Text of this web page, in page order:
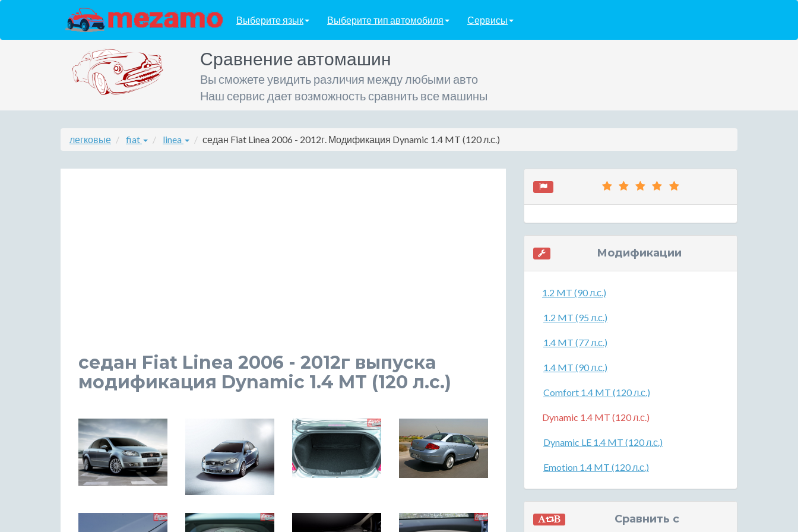
Выберите язык Выберите тип автомобиля Сервисы
Сравнение автомашин
Вы сможете увидить различия между любыми авто
Наш сервис дает возможность сравнить все машины
легковые fiat linea седан Fiat Linea 2006 - 2012г. Модификация Dynamic 1.4 MT (120 л.с.)
седан Fiat Linea 2006 - 2012г выпуска
модификация Dynamic 1.4 MT (120 л.с.)
Модификации
1.2 MT (90 л.с.)
1.2 MT (95 л.с.)
1.4 MT (77 л.с.)
1.4 MT (90 л.с.)
Comfort 1.4 MT (120 л.с.)
Dynamic 1.4 MT (120 л.с.)
Dynamic LE 1.4 MT (120 л.с.)
Emotion 1.4 MT (120 л.с.)
Сравнить с